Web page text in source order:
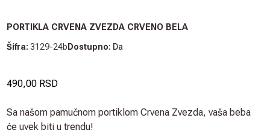
PORTIKLA CRVENA ZVEZDA CRVENO BELA
Šifra: 3129-24b Dostupno: Da
490,00 RSD
Sa našom pamučnom portiklom Crvena Zvezda, vaša beba
će uvek biti u trendu!